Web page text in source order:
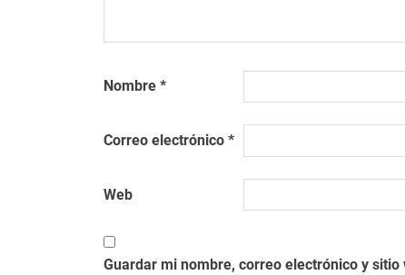
Nombre *
Correo electrónico *
Web
Guardar mi nombre, correo electrónico y